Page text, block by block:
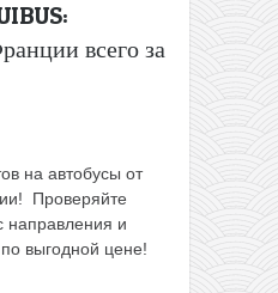
всего за
на автобусы от
Проверяйте
направления и
выгодной цене!